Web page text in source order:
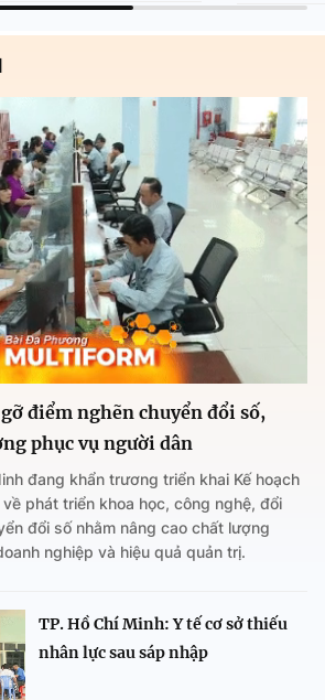
điểm nghẽn chuyển đổi số,
phục vụ người dân
đang khẩn trương triển khai Kế hoạch
phát triển khoa học, công nghệ, đổi
đổi số nhằm nâng cao chất lượng
nghiệp và hiệu quả quản trị.
TP. Hồ Chí Minh: Y tế cơ sở thiếu
nhân lực sau sáp nhập